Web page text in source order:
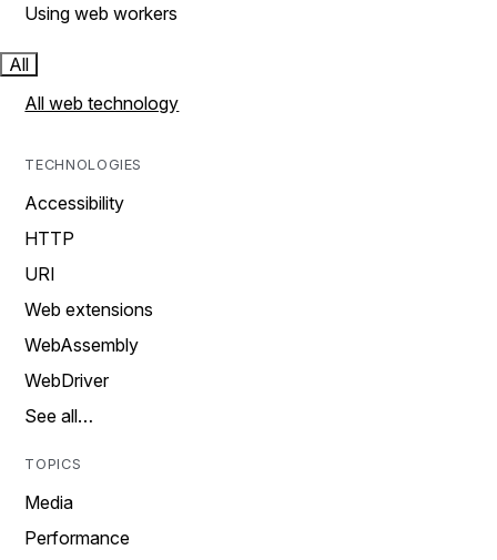
Using web workers
All
All web technology
TECHNOLOGIES
Accessibility
HTTP
URI
Web extensions
WebAssembly
WebDriver
See all…
TOPICS
Media
Performance